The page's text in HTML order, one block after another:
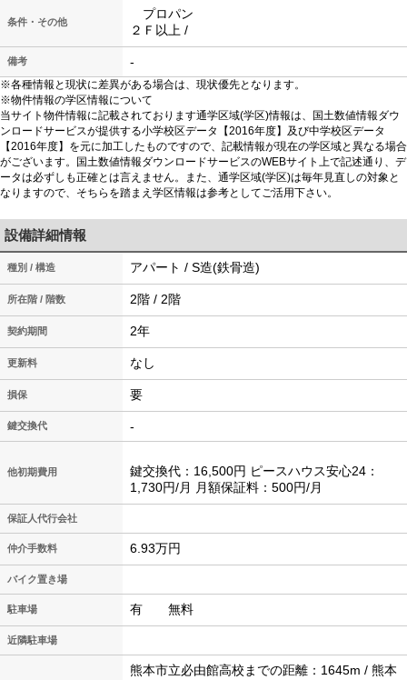
条件・その他
プロパン
２Ｆ以上 /
備考 -
※各種情報と現状に差異がある場合は、現状優先となります。
※物件情報の学区情報について
当サイト物件情報に記載されております通学区域(学区)情報は、国土数値情報ダウ
ンロードサービスが提供する小学校区データ【2016年度】及び中学校区データ
【2016年度】を元に加工したものですので、記載情報が現在の学区域と異なる場合
がございます。国土数値情報ダウンロードサービスのWEBサイト上で記述通り、デ
ータは必ずしも正確とは言えません。また、通学区域(学区)は毎年見直しの対象と
なりますので、そちらを踏まえ学区情報は参考としてご活用下さい。
設備詳細情報
種別 / 構造 アパート / S造(鉄骨造)
所在階 / 階数 2階 / 2階
契約期間 2年
更新料 なし
損保 要
鍵交換代 -
他初期費用
鍵交換代：16,500円 ピースハウス安心24：
1,730円/月 月額保証料：500円/月
保証人代行会社
仲介手数料 6.93万円
バイク置き場
駐車場 有 無料
近隣駐車場
熊本市立必由館高校までの距離：1645m / 熊本